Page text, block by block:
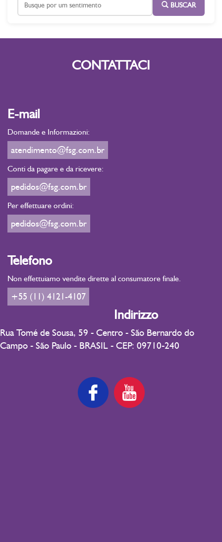
BUSCAR
CONTATTACI
E-mail
Domande e Informazioni:
atendimento@fsg.com.br
Conti da pagare e da ricevere:
pedidos@fsg.com.br
Per effettuare ordini:
pedidos@fsg.com.br
Telefono
Non effettuiamo vendite dirette al consumatore finale.
+55 (11) 4121-4107
Indirizzo
Rua Tomé de Sousa, 59 - Centro - São Bernardo do
Campo - São Paulo - BRASIL - CEP: 09710-240